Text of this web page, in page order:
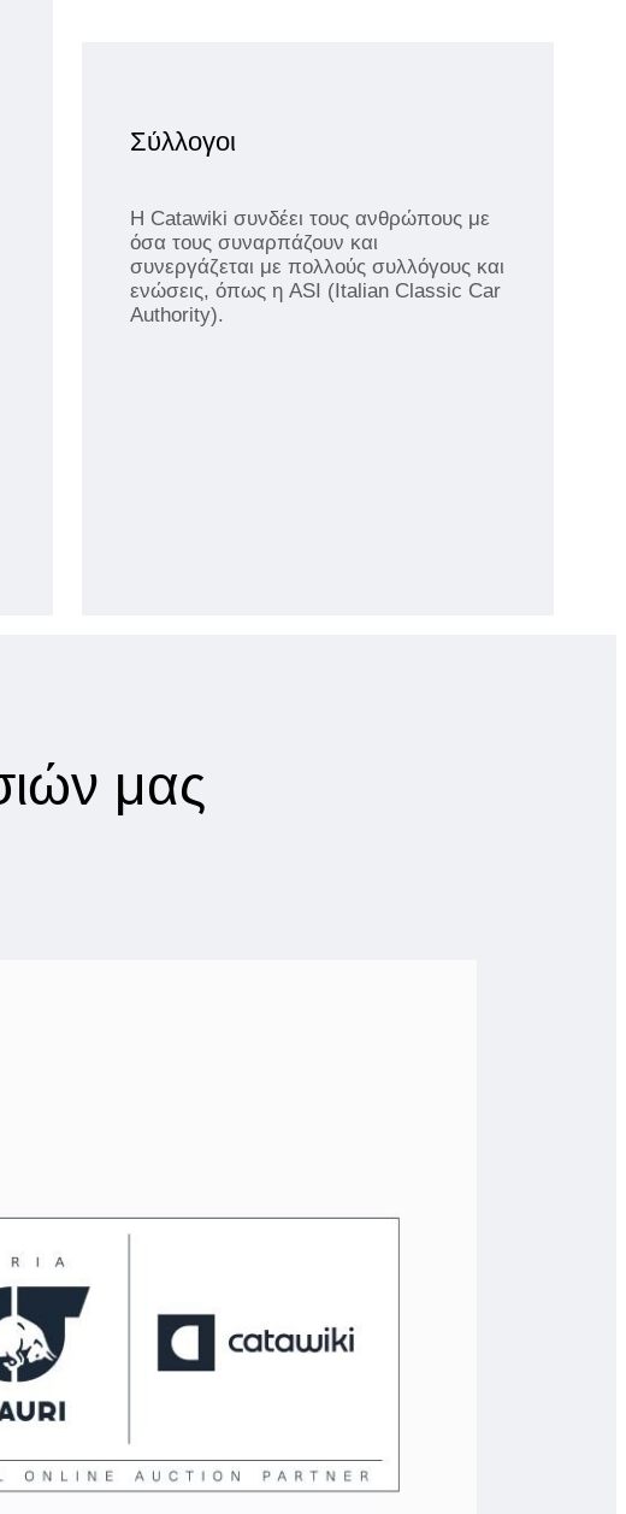
Σύλλογοι
Η Catawiki συνδέει τους ανθρώπους με
όσα τους συναρπάζουν και
συνεργάζεται με πολλούς συλλόγους και
ενώσεις, όπως η ASI (Italian Classic Car
Authority).
μας